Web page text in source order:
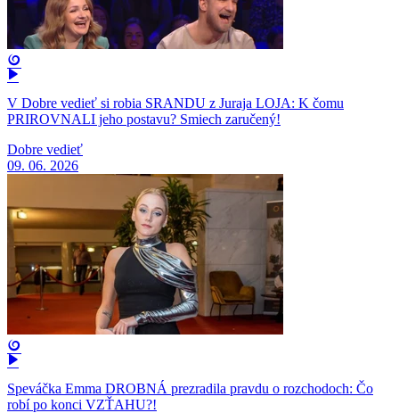
V Dobre vedieť si robia SRANDU z Juraja LOJA: K čomu
PRIROVNALI jeho postavu? Smiech zaručený!
Dobre vedieť
09. 06. 2026
Speváčka Emma DROBNÁ prezradila pravdu o rozchodoch: Čo
robí po konci VZŤAHU?!